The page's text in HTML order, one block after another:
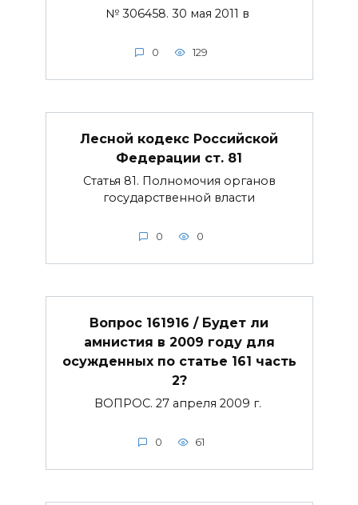
№ 306458. 30 мая 2011 в
0 129
Лесной кодекс Российской
Федерации ст. 81
Статья 81. Полномочия органов
государственной власти
0 0
Вопрос 161916 / Будет ли
амнистия в 2009 году для
осужденных по статье 161 часть
2?
ВОПРОС. 27 апреля 2009 г.
0 61